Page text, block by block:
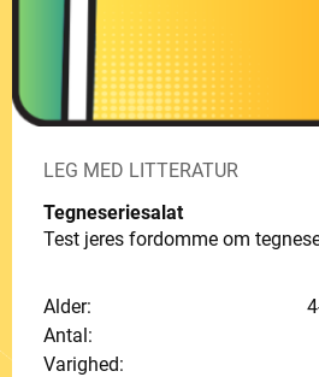
LEG MED LITTERATUR
Tegneseriesalat
Test jeres fordomme om
Alder:
Antal:
Varighed: